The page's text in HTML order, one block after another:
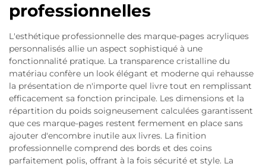
professionnelles
L'esthétique professionnelle des marque-pages acryliques
personnalisés allie un aspect sophistiqué à une
fonctionnalité pratique. La transparence cristalline du
matériau confère un look élégant et moderne qui rehausse
la présentation de n'importe quel livre tout en remplissant
efficacement sa fonction principale. Les dimensions et la
répartition du poids soigneusement calculées garantissent
que ces marque-pages restent fermement en place sans
ajouter d'encombre inutile aux livres. La finition
professionnelle comprend des bords et des coins
parfaitement polis, offrant à la fois sécurité et style. La